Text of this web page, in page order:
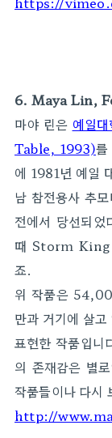
6. Maya Lin,
마야 린은 예일
Table, 1993)
에 1981년 예일
남 참전용사
전에서 당선되
때 Storm King
죠.
위 작품은
만과 거기에 살
표현한 작품입니
의 존재감은 별
작품들이나 다시
http://